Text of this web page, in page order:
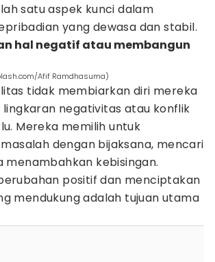
satu aspek kunci dalam
yang dewasa dan stabil.
hal negatif atau membangun
Afif Ramdhasuma)
tidak membiarkan diri mereka
negativitas atau konflik
Mereka memilih untuk
dengan bijaksana, mencari
menambahkan kebisingan.
positif dan menciptakan
mendukung adalah tujuan utama